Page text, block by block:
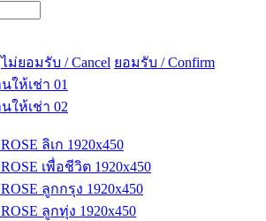
ไม่ยอมรับ / Cancel ยอมรับ / Confirm